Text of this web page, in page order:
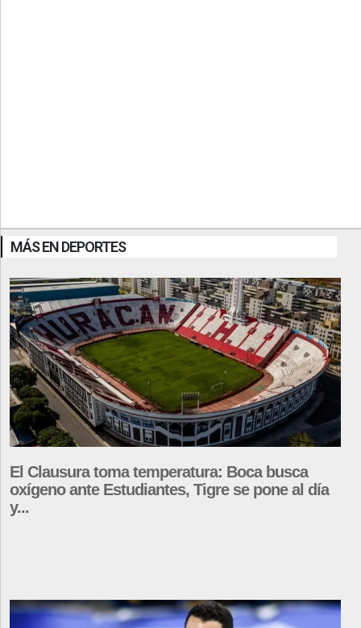
MÁS EN DEPORTES
El Clausura toma temperatura: Boca busca
oxígeno ante Estudiantes, Tigre se pone al día
y...